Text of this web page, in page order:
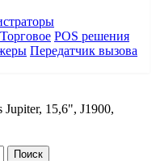
Торговое POS решения
Передатчик вызова
15,6", J1900,